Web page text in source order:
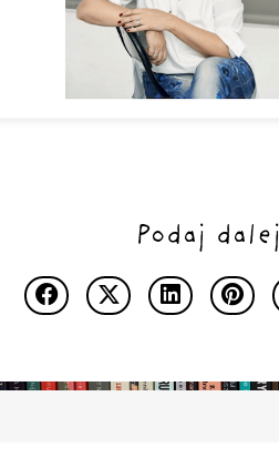
Podaj dalej